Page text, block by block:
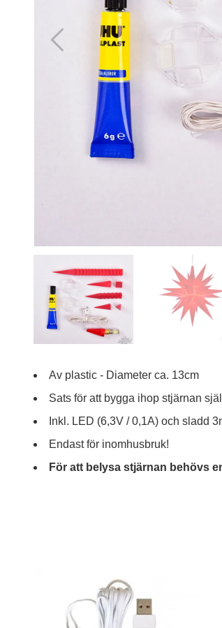
Av plastic - Diameter ca. 13cm
Sats för att bygga ihop stjärnan
Inkl. LED (6,3V / 0,1A) och sladd
Endast för inomhusbruk!
För att belysa stjärnan behövs